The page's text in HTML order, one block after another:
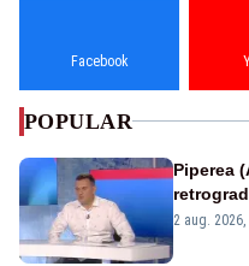
Facebook
POPULAR
Piperea
2 aug. 2026,